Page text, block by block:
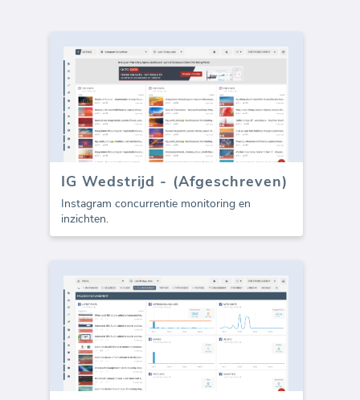
IG Wedstrijd - (Afgeschreven)
Instagram concurrentie monitoring en
inzichten.